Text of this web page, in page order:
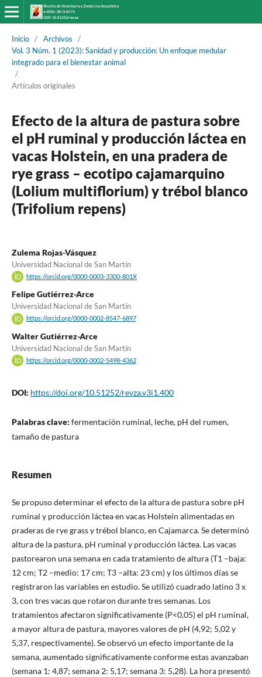
Inicio / Archivos
/
Vol. 3 Núm. 1 (2023): Sanidad y producción: Un enfoque medular
integrado para el bienestar animal
/
Artículos originales
Efecto de la altura de pastura sobre
el pH ruminal y producción láctea en
vacas Holstein, en una pradera de
rye grass – ecotipo cajamarquino
(Lolium multiflorium) y trébol blanco
(Trifolium repens)
Zulema Rojas-Vásquez
Universidad Nacional de San Martín
https://orcid.org/0000-0003-3300-801X
Felipe Gutiérrez-Arce
Universidad Nacional de San Martín
https://orcid.org/0000-0002-8547-6897
Walter Gutiérrez-Arce
Universidad Nacional de San Martín
https://orcid.org/0000-0002-5498-4362
DOI: https://doi.org/10.51252/revza.v3i1.400
Palabras clave: fermentación ruminal, leche, pH del rumen,
tamaño de pastura
Resumen
Se propuso determinar el efecto de la altura de pastura sobre pH
ruminal y producción láctea en vacas Holstein alimentadas en
praderas de rye grass y trébol blanco, en Cajamarca. Se determinó
altura de la pastura, pH ruminal y producción láctea. Las vacas
pastorearon una semana en cada tratamiento de altura (T1 –baja:
12 cm; T2 –medio: 17 cm; T3 –alta: 23 cm) y los últimos días se
registraron las variables en estudio. Se utilizó cuadrado latino 3 x
3, con tres vacas que rotaron durante tres semanas. Los
tratamientos afectaron significativamente (P<0,05) el pH ruminal,
a mayor altura de pastura, mayores valores de pH (4,92; 5,02 y
5,37, respectivamente). Se observó un efecto importante de la
semana, aumentado significativamente conforme estas avanzaban
(semana 1: 4,87; semana 2: 5,17; semana 3: 5,28). La hora presentó